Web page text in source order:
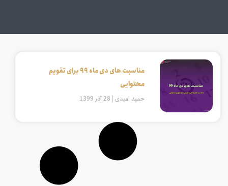
مناسبت های دی ماه 99 برای تقویم
محتوایی
حمید امیدی